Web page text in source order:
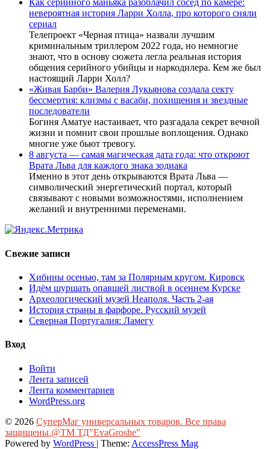
Как серийного маньяка разоблачил сосед по камере:
невероятная история Ларри Холла, про которого сняли
сериал
Телепроект «Черная птица» назвали лучшим
криминальным триллером 2022 года, но немногие
знают, что в основу сюжета легла реальная история
общения серийного убийцы и наркодилера. Кем же был
настоящий Ларри Холл?
«Живая Барби» Валерия Лукьянова создала секту
бессмертия: клизмы с васаби, похищения и звездные
последователи
Богиня Аматуе настаивает, что разгадала секрет вечной
жизни и помнит свои прошлые воплощения. Однако
многие уже бьют тревогу.
8 августа — самая магическая дата года: что откроют
Врата Льва для каждого знака зодиака
Именно в этот день открываются Врата Льва —
символический энергетический портал, который
связывают с новыми возможностями, исполнением
желаний и внутренними переменами.
Свежие записи
Хибины осенью, там за Полярным кругом. Кировск
Идём шуршать опавшей листвой в осеннем Курске
Археологический музей Неаполя. Часть 2-ая
История страны в фарфоре. Русский музей
Северная Португалия: Ламегу
Вход
Войти
Лента записей
Лента комментариев
WordPress.org
© 2026 СуперМаг универсальных товаров. Все права
защищены.@ТМ ТД"EvaGroshe"
Powered by WordPress | Theme: AccessPress Mag